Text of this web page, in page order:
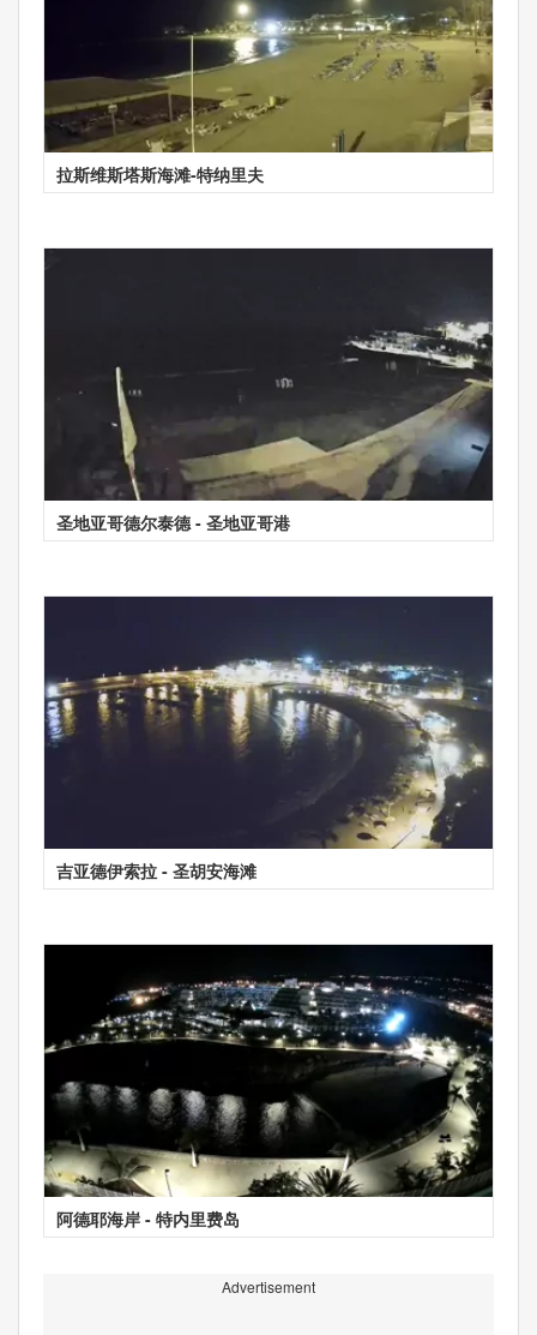
拉斯维斯塔斯海滩-特纳里夫
圣地亚哥德尔泰德 - 圣地亚哥港
吉亚德伊索拉 - 圣胡安海滩
阿德耶海岸 - 特内里费岛
Advertisement